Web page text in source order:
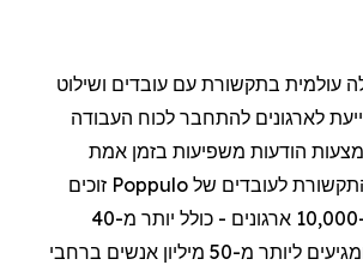
עולמית בתקשורת עם עובדים ושילוט
לארגונים להתחבר לכוח העבודה
הודעות משפיעות בזמן אמת
לעובדים של Poppulo זוכים
ארגונים - כולל יותר
מ-40
ליותר מ-50 מיליון אנשים ברחבי